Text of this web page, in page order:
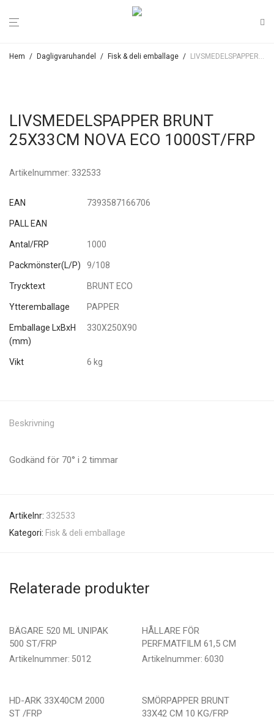
Hem / Dagligvaruhandel / Fisk & deli emballage / LIVSMEDELSPAPPER BRUNT 25X33CM NOVA ECO 1000ST/FRP
LIVSMEDELSPAPPER BRUNT
25X33CM NOVA ECO 1000ST/FRP
Artikelnummer: 332533
EAN 7393587166706
PALL EAN
Antal/FRP 1000
Packmönster(L/P) 9/108
Trycktext BRUNT ECO
Ytteremballage PAPPER
Emballage LxBxH
(mm)
330X250X90
Vikt 6 kg
Beskrivning
Godkänd för 70° i 2 timmar
Artikelnr: 332533
Kategori: Fisk & deli emballage
Relaterade produkter
BÄGARE 520 ML UNIPAK
500 ST/FRP
Artikelnummer: 5012
HÅLLARE FÖR
PERF.MATFILM 61,5 CM
Artikelnummer: 6030
HD-ARK 33X40CM 2000
ST /FRP
SMÖRPAPPER BRUNT
33X42 CM 10 KG/FRP